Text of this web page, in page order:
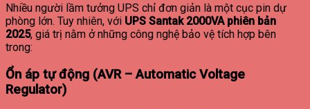
Nhiều người lầm tưởng UPS chỉ đơn giản là một cục pin dự
phòng lớn. Tuy nhiên, với UPS Santak 2000VA phiên bản
2025, giá trị nằm ở những công nghệ bảo vệ tích hợp bên
trong:
Ổn áp tự động (AVR – Automatic Voltage
Regulator)